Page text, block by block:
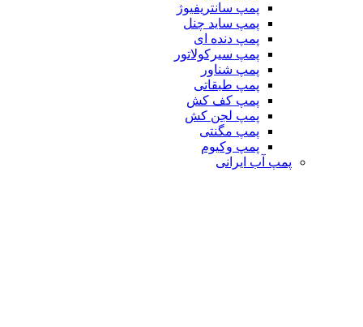
پمپ سانتریفیوژ
پمپ ساید چنل
پمپ دنده ای
پمپ سیرکولاتور
پمپ شناور
پمپ طبقاتی
پمپ کف کش
پمپ لجن کش
پمپ مگنتی
پمپ وکیوم
پمپ آب ایرانی